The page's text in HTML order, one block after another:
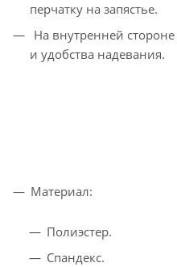
перчатку на запястье.
На внутренней
и удобства надевания.
Материал:
Полиэстер.
Спандекс.